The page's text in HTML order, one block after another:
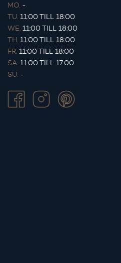
MO. -
TU. 11:00 TILL 18:00
WE. 11:00 TILL 18:00
TH. 11:00 TILL 18:00
FR. 11:00 TILL 18:00
SA. 11:00 TILL 17:00
SU. -